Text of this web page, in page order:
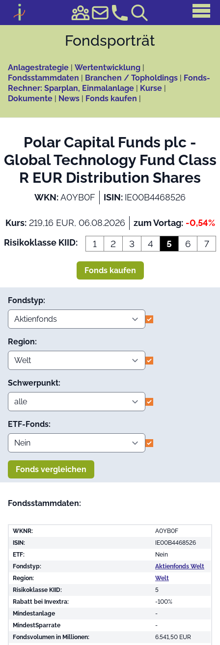
Fonds­porträt
Anlagestrategie | Wertentwicklung |
Fondsstammdaten | Branchen / Topholdings | Fonds-
Rechner: Sparplan, Einmalanlage | Kurse |
Dokumente | News | Fonds kaufen |
Polar Capital Funds plc -
Global Technology Fund Class
R EUR Distribution Shares
WKN:A0YB0F ISIN: IE00B4468526
Kurs:219,16 EUR, 06.08.2026 zum Vortag: -0,54%
Risikoklasse KIID:
1 2 3 4 5 6 7
Fonds kaufen
Fondstyp:
Region:
Schwerpunkt:
ETF-Fonds:
Fonds vergleichen
Fondsstammdaten:
WKNR:
A0YB0F
ISIN:
IE00B4468526
ETF:
Nein
Fondstyp:
Aktienfonds Welt
Region:
Welt
Risikoklasse KIID:
5
Rabatt bei Invextra:
-100%
Mindestanlage
-
MindestSparrate
-
Fondsvolumen in Millionen:
6.541,50 EUR